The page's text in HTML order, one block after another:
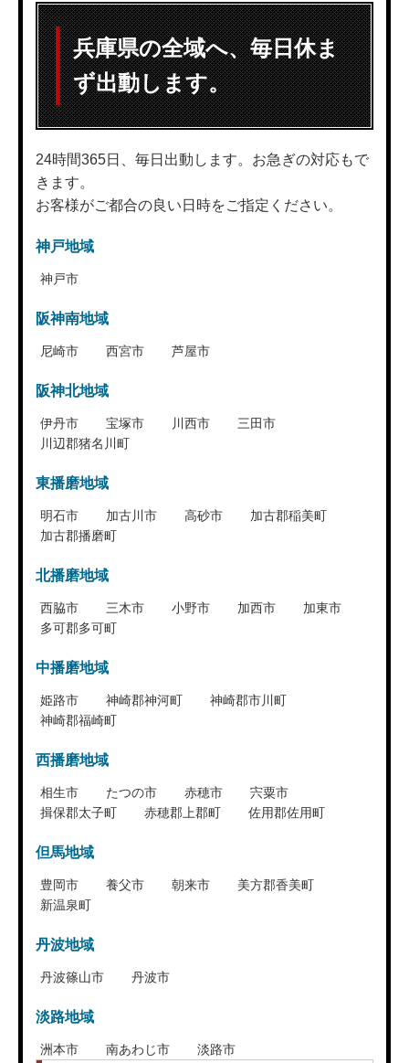
兵庫県の全域へ、毎日休ま
ず出動します。
24時間365日、毎日出動します。お急ぎの対応もで
きます。
お客様がご都合の良い日時をご指定ください。
神戸地域
神戸市
阪神南地域
尼崎市 西宮市 芦屋市
阪神北地域
伊丹市 宝塚市 川西市
三田市
川辺郡猪名川町
東播磨地域
明石市 加古川市 高砂市
加古郡稲美町
加古郡播磨町
北播磨地域
西脇市 三木市 小野市 加西市
加東市
多可郡多可町
中播磨地域
姫路市 神崎郡神河町
神崎郡市川町
神崎郡福崎町
西播磨地域
相生市 たつの市 赤穂市
宍粟市
揖保郡太子町
赤穂郡上郡町 佐用郡佐用町
但馬地域
豊岡市 養父市 朝来市
美方郡香美町
新温泉町
丹波地域
丹波篠山市 丹波市
淡路地域
洲本市 南あわじ市 淡路市